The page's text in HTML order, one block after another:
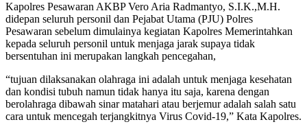
Kapolres Pesawaran AKBP Vero Aria Radmantyo, S.I.K.,M.H.
didepan seluruh personil dan Pejabat Utama (PJU) Polres
Pesawaran sebelum dimulainya kegiatan Kapolres Memerintahkan
kepada seluruh personil untuk menjaga jarak supaya tidak
bersentuhan ini merupakan langkah pencegahan,
“tujuan dilaksanakan olahraga ini adalah untuk menjaga kesehatan
dan kondisi tubuh namun tidak hanya itu saja, karena dengan
berolahraga dibawah sinar matahari atau berjemur adalah salah satu
cara untuk mencegah terjangkitnya Virus Covid-19,” Kata Kapolres.